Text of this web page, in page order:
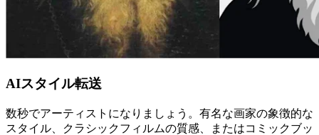
AIスタイル転送
数秒でアーティストになりましょう。有名な画家の象徴的な
スタイル、クラシックフィルムの質感、またはコミックブッ